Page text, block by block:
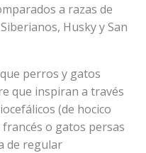
a razas de
Husky y San
perros y gatos
que inspiran a través
(de hocico
o gatos persas
de regular